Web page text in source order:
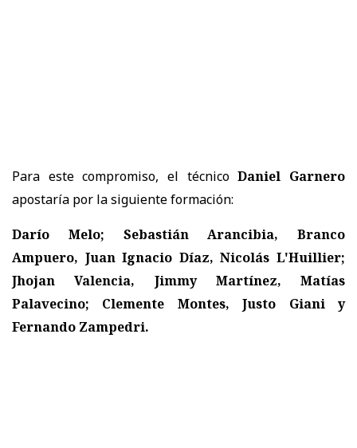
Para este compromiso, el técnicoDaniel Garnero
apostaría por la siguiente formación:
Darío Melo; Sebastián Arancibia, Branco
Ampuero, Juan Ignacio Díaz, Nicolás L'Huillier;
Jhojan Valencia, Jimmy Martínez, Matías
Palavecino; Clemente Montes, Justo Giani y
Fernando Zampedri.